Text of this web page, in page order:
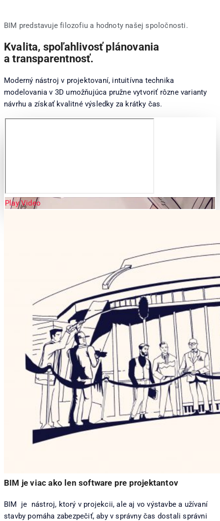
BIM predstavuje filozofiu a hodnoty našej spoločnosti.
Kvalita, spoľahlivosť plánovania
a transparentnosť.
Moderný nástroj v projektovaní, intuitívna technika
modelovania v 3D umožňujúca pružne vytvoriť rôzne varianty
návrhu a získať kvalitné výsledky za krátky čas.
Play Video
BIM je viac ako len software pre projektantov
BIM je nástroj, ktorý v projekcii, ale aj vo výstavbe a užívaní
stavby pomáha zabezpečiť, aby v správny čas dostali správni